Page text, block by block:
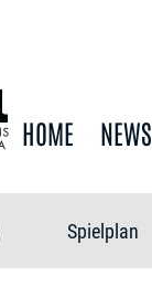
HOME NEWS
Spielplan